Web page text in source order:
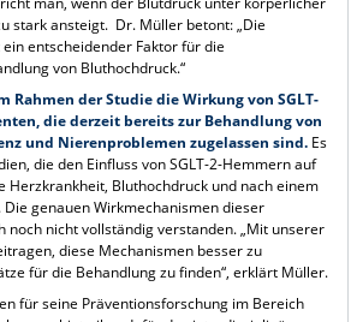
stark ansteigt. Dr. Müller betont: „Die
entscheidender Faktor für die
von Bluthochdruck.“
Rahmen der Studie die Wirkung von SGLT-
die derzeit bereits zur Behandlung von
und Nierenproblemen zugelassen sind.Es
die den Einfluss von SGLT-2-Hemmern auf
Herzkrankheit, Bluthochdruck und nach einem
genauen Wirkmechanismen dieser
noch nicht vollständig verstanden. „Mit unserer
diese Mechanismen besser zu
für die Behandlung zu finden“, erklärt Müller.
für seine Präventionsforschung im Bereich